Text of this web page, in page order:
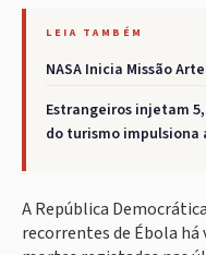
LEIA TAMBÉM
NASA Inicia Missão
Estrangeiros injetam
do turismo impulsiona
A República
recorrentes de Ébola há